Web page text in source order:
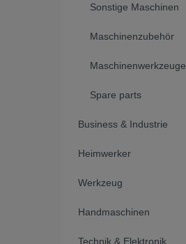
Sonstige Maschinen
Maschinenzubehör
Maschinenwerkzeuge
Spare parts
Business & Industrie
Heimwerker
Werkzeug
Handmaschinen
Technik & Elektronik